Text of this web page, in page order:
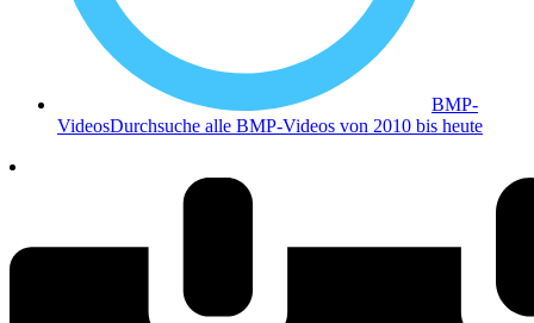
BMP-
VideosDurchsuche alle BMP-Videos von 2010 bis heute